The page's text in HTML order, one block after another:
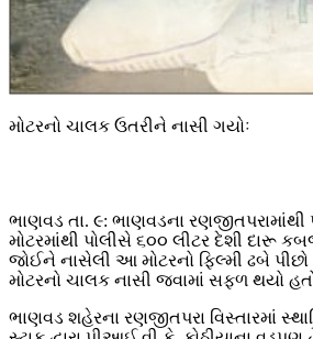
મોટરનો ચાલક ઉતરીને નાસી ગયોઃ
ભાણવડ તા. ૯: ભાણવડના
મોટરમાંથી પોલીસે ૬૦૦ લીટર દેશી દારૂ
જોઈને નાસેલી આ મોટરનો ફિલ્મી ઢબે પીછો
મોટરનો ચાલક નાસી જવામાં સફળ થયો
ભાણવડ શહેરના રણજીતપરા વિસ્તારમાં